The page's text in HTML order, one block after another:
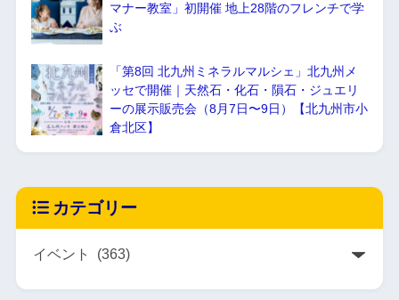
マナー教室」初開催 地上28階のフレンチで学
ぶ
「第8回 北九州ミネラルマルシェ」北九州メ
ッセで開催｜天然石・化石・隕石・ジュエリ
ーの展示販売会（8月7日〜9日）【北九州市小
倉北区】
カテゴリー